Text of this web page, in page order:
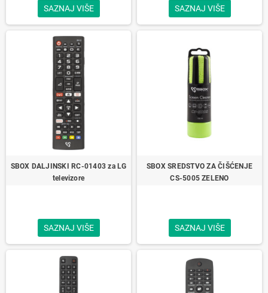
SAZNAJ VIŠE SAZNAJ VIŠE
SBOX DALJINSKI RC-01403 za LG
televizore
SAZNAJ VIŠE
SBOX SREDSTVO ZA ČIŠĆENJE
CS-5005 ZELENO
SAZNAJ VIŠE